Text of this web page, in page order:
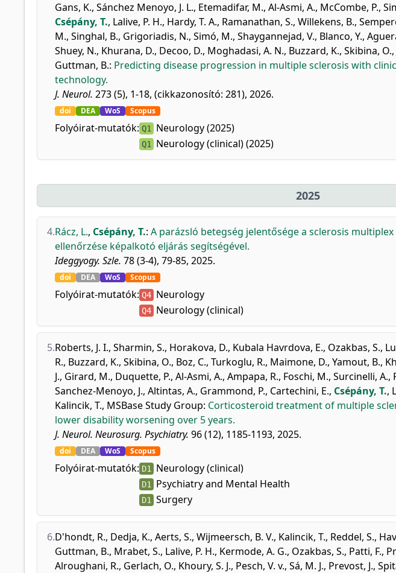
Gans, K., Sánchez Menoyo, J. L., Etemadifar, M., Al-Asmi, A., McCombe, P.,
Csépány, T., Lalive, P. H., Hardy, T. A., Ramanathan, S., Willekens, B.,
M., Singhal, B., Grigoriadis, N., Simó, M., Shaygannejad, V., Blanco, Y.,
Shuey, N., Khurana, D., Decoo, D., Moghadasi, A. N., Buzzard, K., Skibina, O.,
Guttman, B.: Predicting disease progression in multiple sclerosis with
technology.
J. Neurol. 273 (5), 1-18, (cikkazonosító: 281), 2026.
doi DEA WoS Scopus
Folyóirat-mutatók: Q1 Neurology (2025)
Q1 Neurology (clinical) (2025)
2025
4.Rácz, L., Csépány, T.: A parázsló betegség jelentősége a sclerosis
ellenőrzése képalkotó eljárás segítségével.
Ideggyogy. Szle. 78 (3-4), 79-85, 2025.
doi DEA WoS Scopus
Folyóirat-mutatók: Q4 Neurology
Q4 Neurology (clinical)
5.Roberts, J. I., Sharmin, S., Horakova, D., Kubala Havrdova, E., Ozakbas, S.,
R., Buzzard, K., Skibina, O., Boz, C., Turkoglu, R., Maimone, D., Yamout, B.,
J., Girard, M., Duquette, P., Al-Asmi, A., Ampapa, R., Foschi, M., Surcinelli, A.,
Sanchez-Menoyo, J., Altintas, A., Grammond, P., Cartechini, E., Csépány, T.,
Kalincik, T., MSBase Study Group: Corticosteroid treatment of multiple
lower disability worsening over 5 years.
J. Neurol. Neurosurg. Psychiatry. 96 (12), 1185-1193, 2025.
doi DEA WoS Scopus
Folyóirat-mutatók: D1 Neurology (clinical)
D1 Psychiatry and Mental Health
D1 Surgery
6.D'hondt, R., Dedja, K., Aerts, S., Wijmeersch, B. V., Kalincik, T., Reddel, S.,
Guttman, B., Mrabet, S., Lalive, P. H., Kermode, A. G., Ozakbas, S., Patti, F.,
Alroughani, R., Gerlach, O., Khoury, S. J., Pesch, V. v., Sá, M. J., Prevost, J.,